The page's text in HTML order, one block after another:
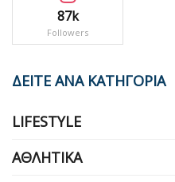
87k
Followers
ΔΕΙΤΕ ΑΝΑ ΚΑΤΗΓΟΡΙΑ
LIFESTYLE
ΑΘΛΗΤΙΚΆ